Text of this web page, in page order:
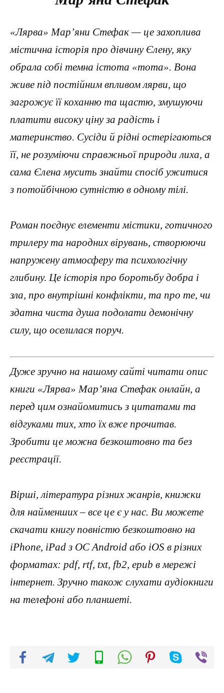
«Лярва» Мар’яни Стефак — це захоплива
містична історія про дівчину Єлену, яку
обрала собі темна істота «тота». Вона
живе під постійним впливом лярви, що
загрожує її коханню та щастю, змушуючи
платити високу ціну за радість і
материнство. Сусіди й рідні остерігаються
її, не розуміючи справжньої природи лиха, а
сама Єлена мусить знайти спосіб ужитися
з потойбічною сутністю в одному тілі.
Роман поєднує елементи містики, готичного
трилеру та народних вірувань, створюючи
напружену атмосферу та психологічну
глибину. Це історія про боротьбу добра і
зла, про внутрішні конфлікти, та про те, чи
здатна чиста душа подолати демонічну
силу, що оселилася поруч.
Дуже зручно на нашому сайті читати опис
книги «Лярва» Мар’яна Стефак онлайн, а
перед цим ознайомитись з цитатами та
відгуками тих, хто їх вже прочитав.
Зробити це можна безкоштовно та без
реєстрації.
Вірші, література різних жанрів, книжки
для найменших – все це є у нас. Ви можете
скачати книгу повністю безкоштовно на
iPhone, iPad з ОС Android або iOS в різних
форматах: pdf, rtf, txt, fb2, epub в мережі
інтернет. Зручно також слухати аудіокниги
на телефоні або планшеті.